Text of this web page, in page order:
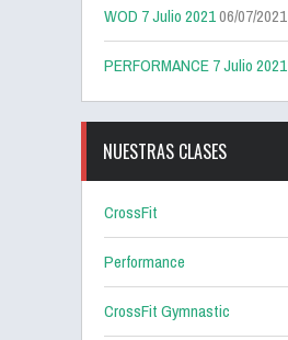
WOD 7 Julio 202106/07/2021
PERFORMANCE 7 Julio 2021
NUESTRAS CLASES
CrossFit
Performance
CrossFit Gymnastic